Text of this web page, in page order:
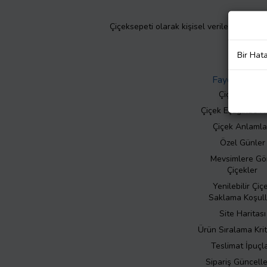
Çiçeksepeti olarak kişisel verilerinizin
Faydalı Bilgiler
Çiçek Bakımı
Çiçek Eşliğinde
Çiçek
Özel Günler
Mevsimlere
Çiçekler
Yenilebilir
Saklama
Site Haritası
Ürün Sıralama
Teslimat
Sipariş
Bir